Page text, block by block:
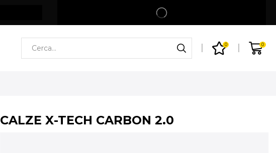
Spedizione gratuita per ordini superiori a 99€
0 0
CALZE X-TECH CARBON 2.0